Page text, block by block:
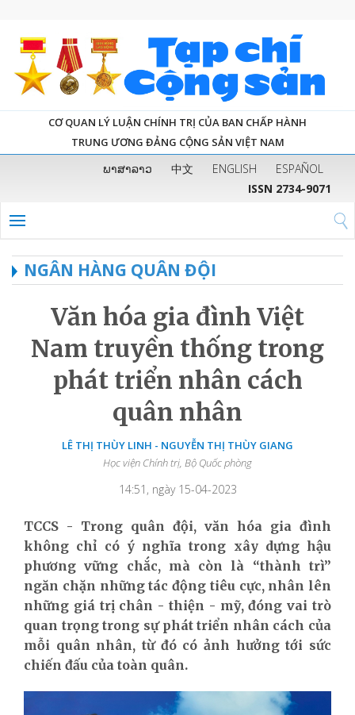
CƠ QUAN LÝ LUẬN CHÍNH TRỊ CỦA BAN CHẤP HÀNH
TRUNG ƯƠNG ĐẢNG CỘNG SẢN VIỆT NAM
ພາສາລາວ 中文 ENGLISH
ESPAÑOL
ISSN 2734-9071
NGÂN HÀNG QUÂN ĐỘI
Văn hóa gia đình Việt
Nam truyền thống trong
phát triển nhân cách
quân nhân
LÊ THỊ THÙY LINH - NGUYỄN THỊ THÙY GIANG
Học viện Chính trị, Bộ Quốc phòng
14:51, ngày 15-04-2023
TCCS - Trong quân đội, văn hóa gia đình
không chỉ có ý nghĩa trong xây dựng hậu
phương vững chắc, mà còn là “thành trì”
ngăn chặn những tác động tiêu cực, nhân lên
những giá trị chân - thiện - mỹ, đóng vai trò
quan trọng trong sự phát triển nhân cách của
mỗi quân nhân, từ đó có ảnh hưởng tới sức
chiến đấu của toàn quân.